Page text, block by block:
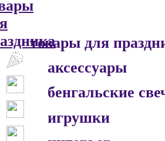
товары для
аксессуары
бенгальские
игрушки